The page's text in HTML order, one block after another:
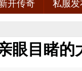
开传奇 私服发
眼目睹的